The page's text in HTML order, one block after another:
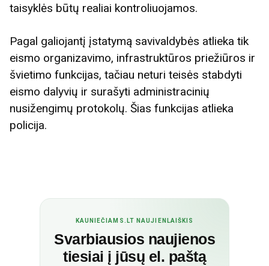
taisyklės būtų realiai kontroliuojamos.
Pagal galiojantį įstatymą savivaldybės atlieka tik
eismo organizavimo, infrastruktūros priežiūros ir
švietimo funkcijas, tačiau neturi teisės stabdyti
eismo dalyvių ir surašyti administracinių
nusižengimų protokolų. Šias funkcijas atlieka
policija.
KAUNIEČIAMS.LT NAUJIENLAIŠKIS
Svarbiausios naujienos
tiesiai į jūsų el. paštą